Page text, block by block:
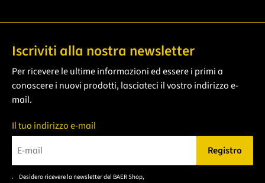
Iscriviti alla nostra newsletter
Per ricevere le ultime informazioni ed essere i primi a
conoscere i nuovi prodotti, lasciateci il vostro indirizzo e-
mail.
Il tuo indirizzo e-mail
Bitte geben Sie eine gültige E-Mail-Adresse ein.
Registro
Desidero ricevere la newsletter del BAER Shop,